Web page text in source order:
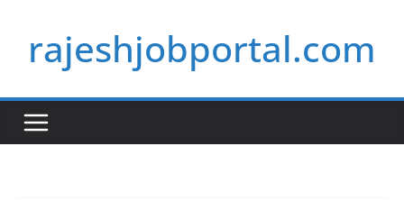
contentrajeshjobportal.com